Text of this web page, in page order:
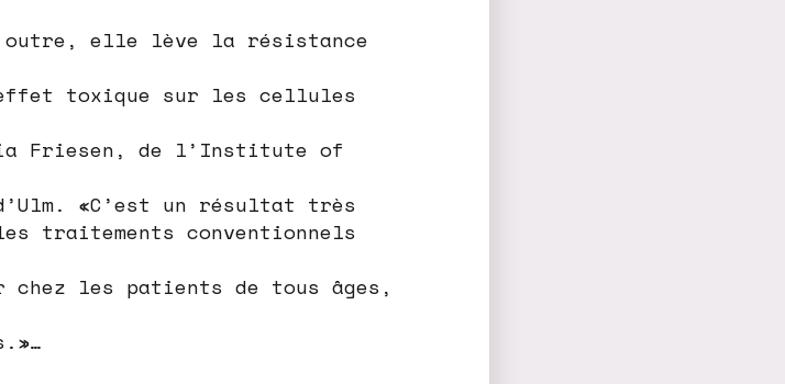
outre, elle lève la résistance
toxique sur les cellules
Friesen, de l’Institute of
«C’est un résultat très
traitements conventionnels
les patients de tous âges,